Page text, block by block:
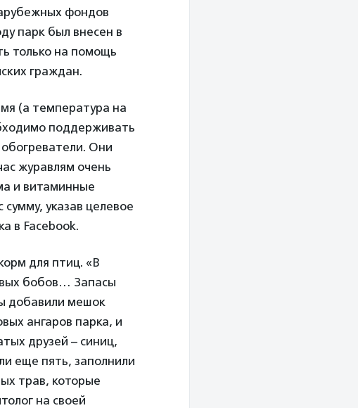
фондов
парк был внесен в
только на помощь
граждан.
(а температура на
поддерживать
Они
журавлям очень
и витаминные
указав целевое
в Facebook.
для птиц. «В
бобов… Запасы
добавили мешок
ангаров парка, и
друзей – синиц,
еще пять, заполнили
трав, которые
на своей